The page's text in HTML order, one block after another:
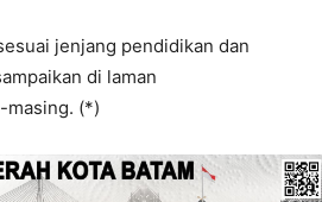
jenjang pendidikan dan
di laman
masing. (*)